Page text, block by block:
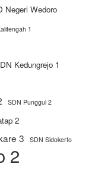
Negeri Wedoro
1
Kedungrejo 1
SDN Punggul 2
2
3 SDN Sidokerto
2